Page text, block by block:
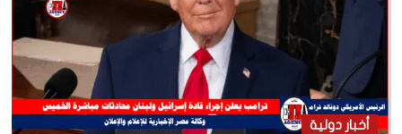
أخبار دولية